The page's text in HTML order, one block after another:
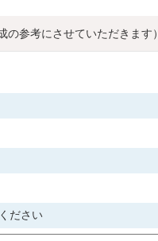
参考にさせていただきます）
ださい